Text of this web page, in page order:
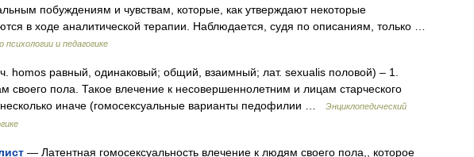
побуждениям и чувствам, которые, как утверждают некоторые
в ходе аналитической терапии. Наблюдается, судя по описаниям, только …
психологии и педагогике
homos равный, одинаковый; общий, взаимный; лат. sexualis половой) – 1.
своего пола. Такое влечение к несовершеннолетним и лицам старческого
несколько иначе (гомосексуальные варианты педофилии …
Энциклопедический
— Латентная гомосексуальность влечение к людям своего пола,, которое